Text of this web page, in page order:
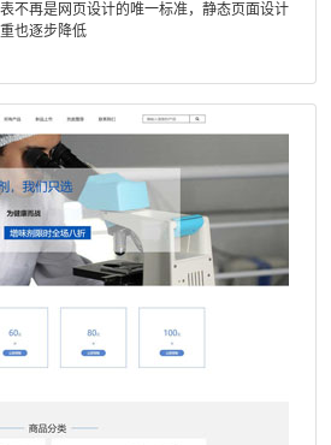
不再是网页设计的唯一标准，静态页面设计
也逐步降低